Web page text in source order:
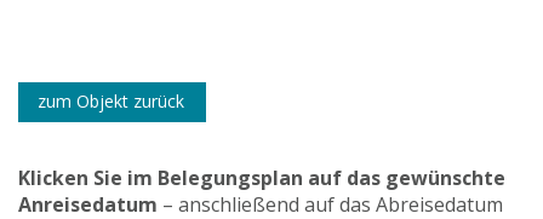
zum Objekt zurück
Klicken Sie im Belegungsplan auf das gewünschte
Anreisedatum – anschließend auf das Abreisedatum